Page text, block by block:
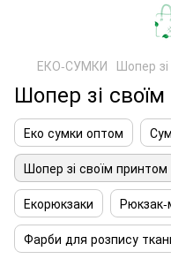
ЕКО-СУМКИ Шопер
Шопер зі
Еко сумки оптом
Шопер зі своїм принтом
Екорюкзаки
Рюкзак-
Фарби для розпису